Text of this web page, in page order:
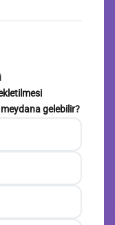
gelebilir?